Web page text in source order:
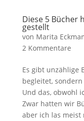
Diese 5 Bücher
gestellt
von Marita
2 Kommentare
Es gibt unzählige
begleitet,
Und das, obwohl
Zwar hatten wir
aber ich las meist